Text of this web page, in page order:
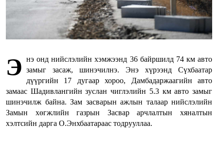
Э нэ онд нийслэлийн хэмжээнд 36 байршилд 74 км авто
замыг засаж, шинэчилнэ. Энэ хүрээнд Сүхбаатар
дүүргийн 17 дугаар хороо, Дамбадаржаагийн авто
замаас Шадивлангийн зуслан чиглэлийн 5.3 км авто замыг
шинэчилж байна. Зам засварын ажлын талаар нийслэлийн
Замын хөгжлийн газрын Засвар арчлалтын хяналтын
хэлтсийн дарга О.Энхбаатараас тодрууллаа.